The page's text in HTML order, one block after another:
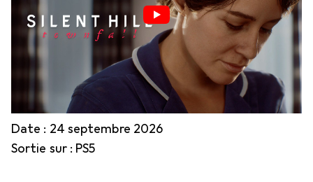
Date : 24 septembre 2026
Sortie sur : PS5